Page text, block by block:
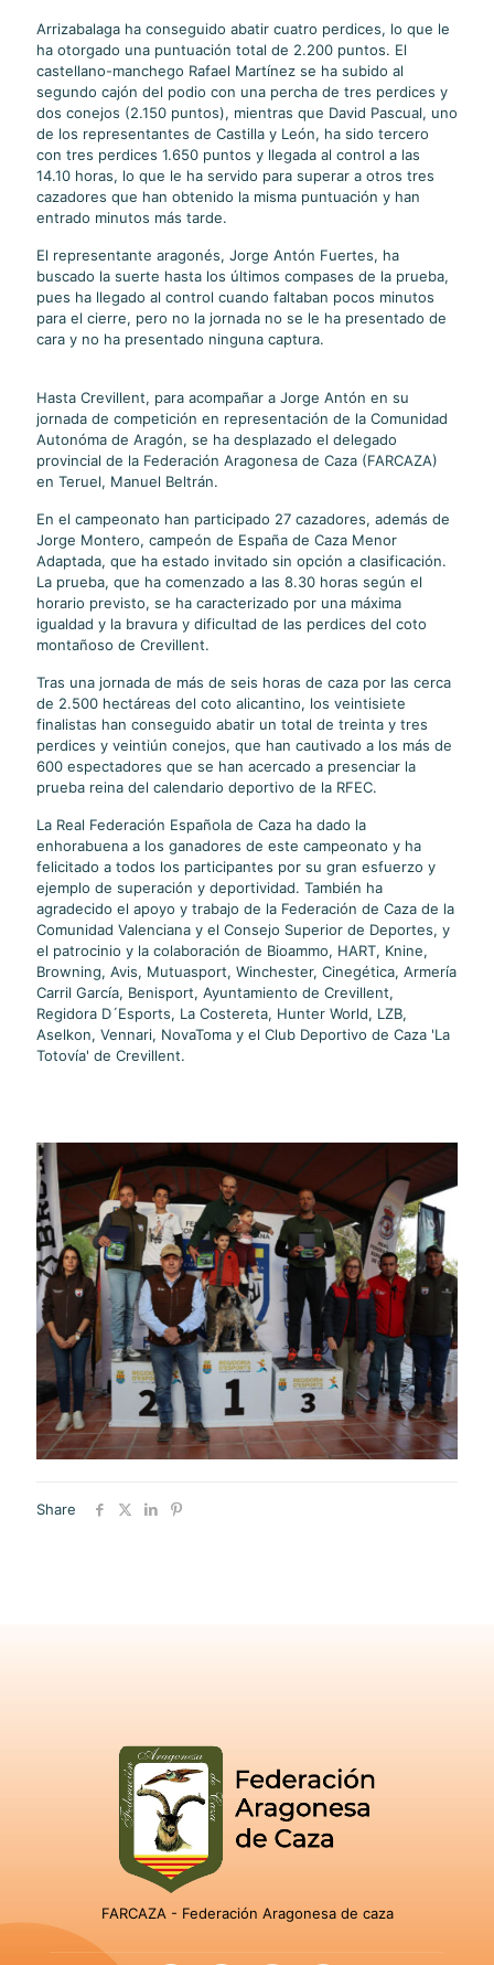
Arrizabalaga ha conseguido abatir cuatro perdices, lo que le
ha otorgado una puntuación total de 2.200 puntos. El
castellano-manchego Rafael Martínez se ha subido al
segundo cajón del podio con una percha de tres perdices y
dos conejos (2.150 puntos), mientras que David Pascual, uno
de los representantes de Castilla y León, ha sido tercero
con tres perdices 1.650 puntos y llegada al control a las
14.10 horas, lo que le ha servido para superar a otros tres
cazadores que han obtenido la misma puntuación y han
entrado minutos más tarde.
El representante aragonés, Jorge Antón Fuertes, ha
buscado la suerte hasta los últimos compases de la prueba,
pues ha llegado al control cuando faltaban pocos minutos
para el cierre, pero no la jornada no se le ha presentado de
cara y no ha presentado ninguna captura.
Hasta Crevillent, para acompañar a Jorge Antón en su
jornada de competición en representación de la Comunidad
Autonóma de Aragón, se ha desplazado el delegado
provincial de la Federación Aragonesa de Caza (FARCAZA)
en Teruel, Manuel Beltrán.
En el campeonato han participado 27 cazadores, además de
Jorge Montero, campeón de España de Caza Menor
Adaptada, que ha estado invitado sin opción a clasificación.
La prueba, que ha comenzado a las 8.30 horas según el
horario previsto, se ha caracterizado por una máxima
igualdad y la bravura y dificultad de las perdices del coto
montañoso de Crevillent.
Tras una jornada de más de seis horas de caza por las cerca
de 2.500 hectáreas del coto alicantino, los veintisiete
finalistas han conseguido abatir un total de treinta y tres
perdices y veintiún conejos, que han cautivado a los más de
600 espectadores que se han acercado a presenciar la
prueba reina del calendario deportivo de la RFEC.
La Real Federación Española de Caza ha dado la
enhorabuena a los ganadores de este campeonato y ha
felicitado a todos los participantes por su gran esfuerzo y
ejemplo de superación y deportividad. También ha
agradecido el apoyo y trabajo de la Federación de Caza de la
Comunidad Valenciana y el Consejo Superior de Deportes, y
el patrocinio y la colaboración de Bioammo, HART, Knine,
Browning, Avis, Mutuasport, Winchester, Cinegética, Armería
Carril García, Benisport, Ayuntamiento de Crevillent,
Regidora D´Esports, La Costereta, Hunter World, LZB,
Aselkon, Vennari, NovaToma y el Club Deportivo de Caza 'La
Totovía' de Crevillent.
Share
FARCAZA - Federación Aragonesa de caza